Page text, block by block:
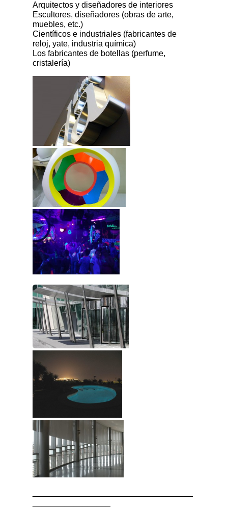
Arquitectos y diseñadores de interiores
Escultores, diseñadores (obras de arte,
muebles, etc.)
Científicos e industriales (fabricantes de
reloj, yate, industria química)
Los fabricantes de botellas (perfume,
cristalería)